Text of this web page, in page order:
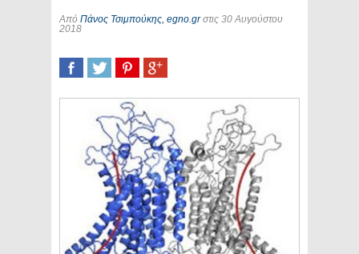
Από Πάνος Τσιμπούκης, egno.grστις 30 Αυγούστου
2018